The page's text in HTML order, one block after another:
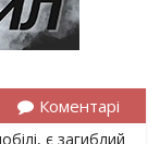
Коментарі
є загиблий